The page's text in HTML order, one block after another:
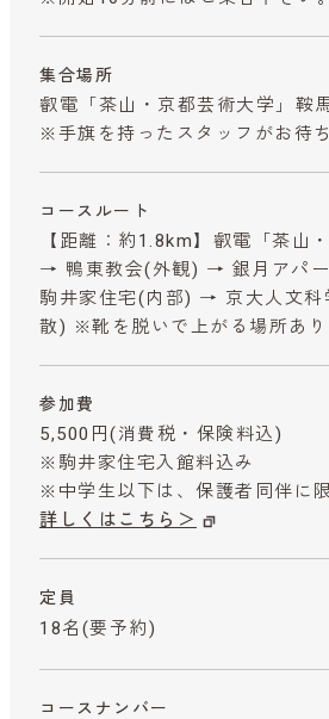
集合場所
叡電「茶山・京都芸術大学」鞍
※手旗を持ったスタッフがお待
コースルート
【距離：約1.8km】叡電「茶山
→ 鴨東教会(外観) → 銀月アパ
駒井家住宅(内部) → 京大人文科
散) ※靴を脱いで上がる場所あり
参加費
5,500円 (消費税・保険料込)
※駒井家住宅入館料込み
※中学生以下は、保護者同伴に
詳しくはこちら＞
定員
18名(要予約)
コースナンバー